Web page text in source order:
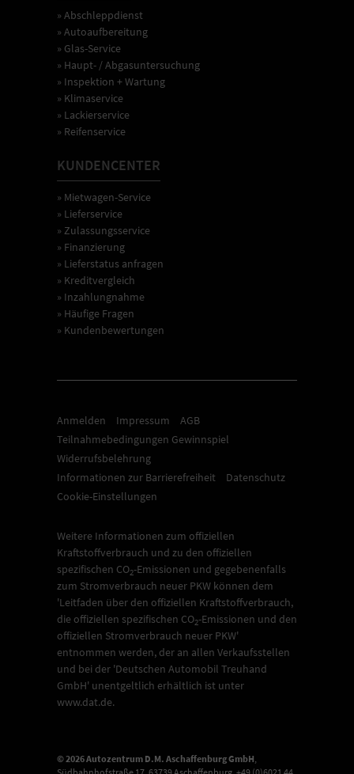
» Abschleppdienst
» Autoaufbereitung
» Glas-Service
» Haupt- / Abgasuntersuchung
» Inspektion + Wartung
» Klimaservice
» Lackierservice
» Reifenservice
KUNDENCENTER
» Mietwagen-Service
» Lieferservice
» Zulassungsservice
» Finanzierung
» Lieferstatus anfragen
» Kreditvergleich
» Inzahlungnahme
» Häufige Fragen
» Kundenbewertungen
Anmelden Impressum
AGB
Teilnahmebedingungen Gewinnspiel
Widerrufsbelehrung
Informationen zur Barrierefreiheit
Datenschutz
Cookie-Einstellungen
Weitere Informationen zum offiziellen
Kraftstoffverbrauch und zu den offiziellen
spezifischen CO2-Emissionen und gegebenenfalls
zum Stromverbrauch neuer PKW können dem
'Leitfaden über den offiziellen Kraftstoffverbrauch,
die offiziellen spezifischen CO2-Emissionen und den
offiziellen Stromverbrauch neuer PKW'
entnommen werden, der an allen Verkaufsstellen
und bei der 'Deutschen Automobil Treuhand
GmbH' unentgeltlich erhältlich ist unter
www.dat.de.
© 2026Autozentrum D.M. Aschaffenburg GmbH,